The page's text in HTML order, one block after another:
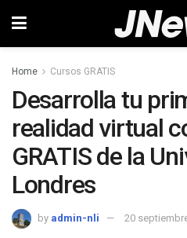
Home Cursos GRATIS
Desarrolla tu
realidad virtual
GRATIS de la
Londres
by admin-nli 20